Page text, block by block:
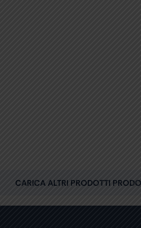
CARICA ALTRI PRODOTTI